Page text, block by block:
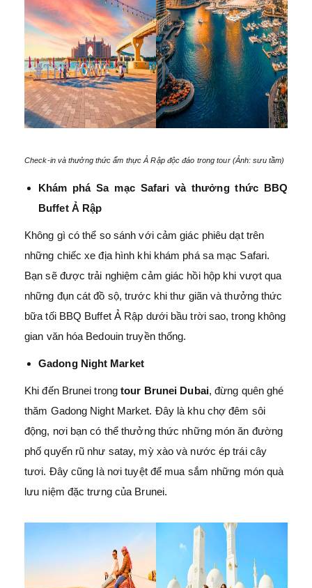
Check-in và thưởng thức ẩm thực Ả Rập độc đáo trong tour (Ảnh: sưu tầm)
Khám phá Sa mạc Safari và thưởng thức BBQ
Buffet Ả Rập
Không gì có thể so sánh với cảm giác phiêu dạt trên
những chiếc xe địa hình khi khám phá sa mạc Safari.
Bạn sẽ được trải nghiệm cảm giác hồi hộp khi vượt qua
những đụn cát đồ sộ, trước khi thư giãn và thưởng thức
bữa tối BBQ Buffet Ả Rập dưới bầu trời sao, trong không
gian văn hóa Bedouin truyền thống.
Gadong Night Market
Khi đến Brunei trong tour Brunei Dubai, đừng quên ghé
thăm Gadong Night Market. Đây là khu chợ đêm sôi
động, nơi bạn có thể thưởng thức những món ăn đường
phố quyến rũ như satay, mỳ xào và nước ép trái cây
tươi. Đây cũng là nơi tuyệt để mua sắm những món quà
lưu niệm đặc trưng của Brunei.